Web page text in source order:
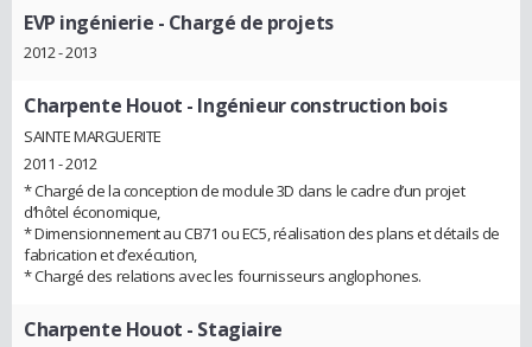
EVP ingénierie - Chargé de projets
2012 - 2013
Charpente Houot - Ingénieur construction bois
SAINTE MARGUERITE
2011 - 2012
* Chargé de la conception de module 3D dans le cadre d’un projet
d’hôtel économique,
* Dimensionnement au CB71 ou EC5, réalisation des plans et détails de
fabrication et d’exécution,
* Chargé des relations avec les fournisseurs anglophones.
Charpente Houot - Stagiaire